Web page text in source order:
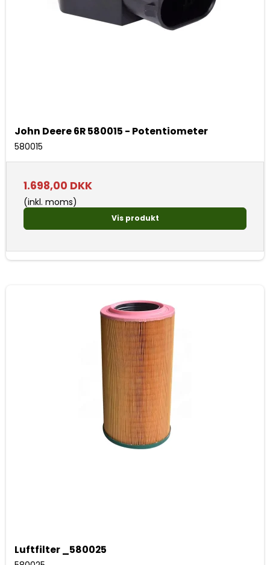
John Deere 6R 580015 - Potentiometer
580015
1.698,00 DKK
(inkl. moms)
Vis produkt
Luftfilter _580025